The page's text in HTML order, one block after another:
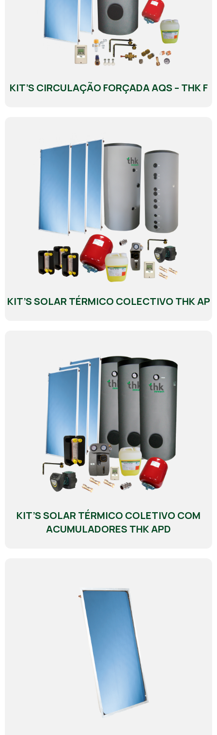
KIT’S CIRCULAÇÃO FORÇADA AQS – THK F
KIT’S SOLAR TÉRMICO COLECTIVO THK AP
KIT’S SOLAR TÉRMICO COLETIVO COM
ACUMULADORES THK APD